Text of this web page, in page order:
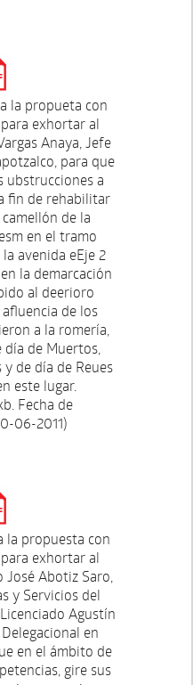
la propueta con
exhortar al
Anaya, Jefe
para que
ubstrucciones a
fin de rehabilitar
de la
en el tramo
avenida eEje 2
la demarcación
al deerioro
de los
a la romería,
de Muertos,
de día de Reues
este lugar.
Fecha de
06-2011)
la propuesta con
exhortar al
Abotiz Saro,
y Servicios del
Agustín
en
en el ámbito de
gire sus